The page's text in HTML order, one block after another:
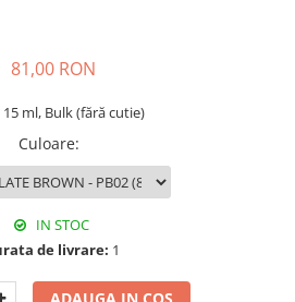
81,00 RON
15 ml, Bulk (fără cutie)
Culoare:
IN STOC
de livrare: 1